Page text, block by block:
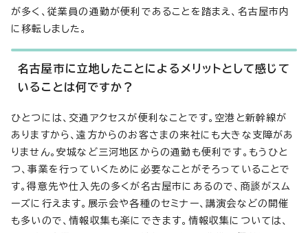
が多く、従業員の通勤が便利であることを踏まえ、名古屋市内
に移転しました。
名古屋市に立地したことによるメリットとして感じて
いることは何ですか？
ひとつには、交通アクセスが便利なことです。空港と新幹線が
ありますから、遠方からのお客さまの来社にも大きな支障があ
りません。安城など三河地区からの通勤も便利です。もうひと
つ、事業を行っていくために必要なことがそろっていることで
す。得意先や仕入先の多くが名古屋市にあるので、商談がスム
ーズに行えます。展示会や各種のセミナー、講演会などの開催
も多いので、情報収集も楽にできます。情報収集については、